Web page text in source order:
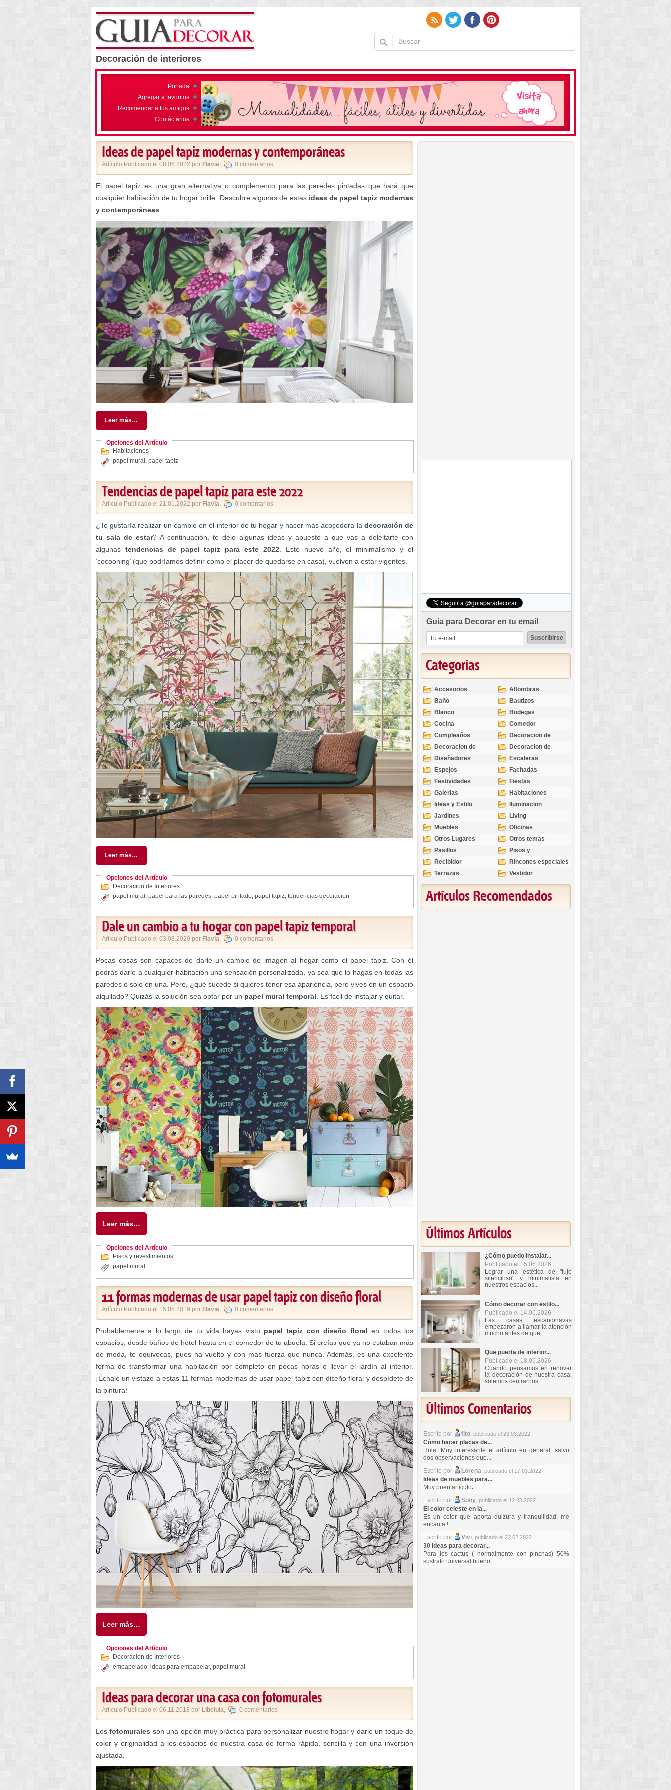
Decoración de interiores
Portada
Agregar a favoritos
Recomendar a tus amigos
Contáctanos
Ideas de papel tapiz modernas y contemporáneas
Artículo Publicado el 08.06.2022 por Flavia, 0 comentarios
El papel tapiz es una gran alternativa o complemento para las paredes pintadas que hará que
cualquier habitación de tu hogar brille. Descubre algunas de estas ideas de papel tapiz modernas
y contemporáneas
Leer más…
Opciones del Artículo
Habitaciones
papel mural , papel tapiz
Tendencias de papel tapiz para este 2022
Artículo Publicado el 21.01.2022 por Flavia, 0 comentarios
¿Te gustaría realizar un cambio en el interior de tu hogar y hacer más acogedora la decoración de
tu sala de estar? A continuación, te dejo algunas ideas y apuesto a que vas a deleitarte con
algunas tendencias de papel tapiz para este 2022 . Este nuevo año, el minimalismo y el
‘cocooning’ (que podríamos definir como el placer de quedarse en casa), vuelven a estar vigentes.
Leer más…
Opciones del Artículo
Decoracion de Interiores
papel mural , papel para las paredes, papel pintado, papel tapiz, tendencias decoracion
Dale un cambio a tu hogar con papel tapiz temporal
Artículo Publicado el 03.08.2020 por Flavia, 0 comentarios
Pocas cosas son capaces de darle un cambio de imagen al hogar como el papel tapiz. Con él
podrás darle a cualquier habitación una sensación personalizada, ya sea que lo hagas en todas las
paredes o solo en una. Pero, ¿qué sucede si quieres tener esa apariencia, pero vives en un espacio
alquilado? Quizás la solución sea optar por un papel mural temporal. Es fácil de instalar y quitar.
Leer más…
Opciones del Artículo
Pisos y revestimientos
papel mural
11 formas modernas de usar papel tapiz con diseño floral
Artículo Publicado el 15.05.2019 por Flavia, 0 comentarios
Probablemente a lo largo de tu vida hayas visto papel tapiz con diseño floral en todos los
espacios, desde baños de hotel hasta en el comedor de tu abuela. Si creías que ya no estaban más
de moda, te equivocas, pues ha vuelto y con más fuerza que nunca. Además, es una excelente
forma de transformar una habitación por completo en pocas horas o llevar el jardín al interior.
¡Échale un vistazo a estas 11 formas modernas de usar papel tapiz con diseño floral y despídete de
la pintura!
Leer más…
Opciones del Artículo
Decoracion de Interiores
empapelado, ideas para empapelar, papel mural
Ideas para decorar una casa con fotomurales
Artículo Publicado el 06.11.2018 por Libelula, 0 comentarios
Losfotomurales son una opción muy práctica para personalizar nuestro hogar y darle un toque de
color y originalidad a los espacios de nuestra casa de forma rápida, sencilla y con una inversión
ajustada.
Guía para Decorar en tu email
Categorias
Accesorios
Alfombras
Baño
Bautizos
Blanco
Bodegas
Cocina
Comedor
Cumpleaños
Decoracion de
Exteriores
Decoracion de
Interiores
Decoracion de
Ocasiones
Diseñadores
Escaleras
Espejos
Fachadas
Festividades
Fiestas
Galerias
Habitaciones
Ideas y Estilo
Iluminacion
Jardines
Living
Muebles
Oficinas
Otros Lugares
Otros temas
Pasillos
Pisos y
revestimientos
Recibidor
Rincones especiales
Terrazas
Vestidor
Artículos Recomendados
Últimos Artículos
¿Cómo puedo instalar...
Publicado el 15.06.2026
Lograr una estética de "lujo
silencioso" y minimalista en
nuestros espacios...
Cómo decorar con estilo...
Publicado el 14.06.2026
Las casas escandinavas
empezaron a llamar la atención
mucho antes de que...
Que puerta de interior...
Publicado el 18.05.2026
Cuando pensamos en renovar
la decoración de nuestra casa,
solemos centrarnos...
Últimos Comentarios
Escrito por fito, publicado el 23.03.2022
Cómo hacer placas de...
Hola. Muy interesante el artículo en general, salvo
dos observaciones que...
Escrito por
Lorena, publicado el 17.03.2022
Ideas de muebles para...
Muy buen artículo.
Escrito por
Sony, publicado el 12.03.2022
El color celeste en la...
Es un color que aporta dulzura y tranquilidad, me
encanta !
Escrito por
Vivi, publicado el 22.02.2022
30 ideas para decorar...
Para los cactus ( normalmente con pinchas) 50%
sustrato universal bueno...